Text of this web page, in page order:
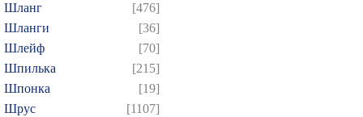
Шланг
[476]
Шланги
[36]
Шлейф
[70]
Шпилька
[215]
Шпонка
[19]
Шрус
[1107]